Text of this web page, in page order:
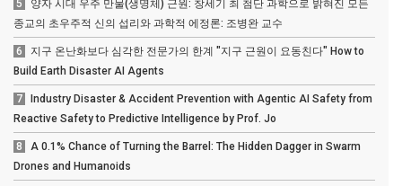
5
양자 시대 우주 만물(생명체) 근원: 창세기 최 첨단 과학으로 밝혀진 모든
종교의 초우주적 신의 섭리와 과학적 에정론: 조병완 교수
6
지구 온난화보다 심각한 전문가의 한계 "지구 근원이 요동친다" How to
Build Earth Disaster AI Agents
7
Industry Disaster & Accident Prevention with Agentic AI Safety from
Reactive Safety to Predictive Intelligence by Prof. Jo
8
A 0.1% Chance of Turning the Barrel: The Hidden Dagger in Swarm
Drones and Humanoids